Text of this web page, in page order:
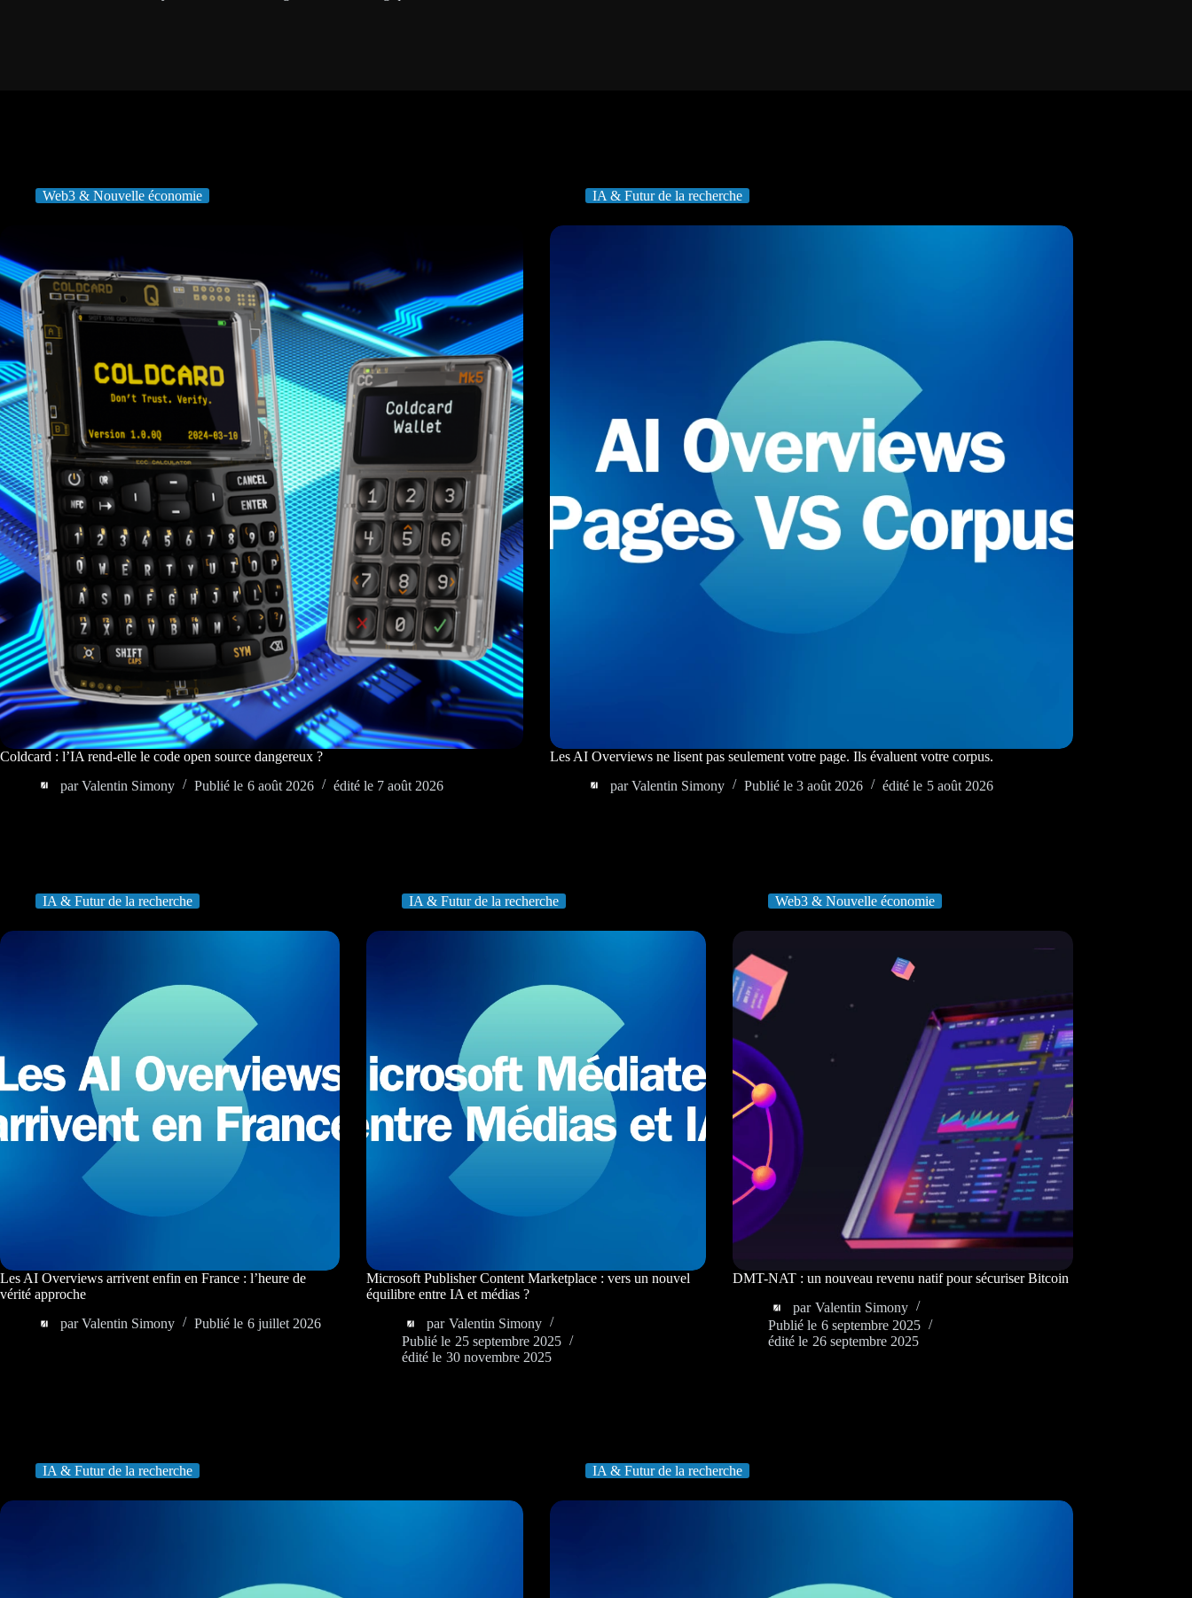
Web3 & Nouvelle économie
Coldcard : l’IA rend-elle le code open source dangereux ?
par Valentin Simony Publié le 6 août 2026 édité le 7 août 2026
IA & Futur de la recherche
Les AI Overviews ne lisent pas seulement votre page. Ils évaluent votre corpus.
par Valentin Simony Publié le 3 août 2026 édité le 5 août 2026
IA & Futur de la recherche
Les AI Overviews arrivent enfin en France : l’heure de
vérité approche
par Valentin Simony Publié le 6 juillet 2026
IA & Futur de la recherche
Microsoft Publisher Content Marketplace : vers un nouvel
équilibre entre IA et médias ?
par Valentin Simony
Publié le 25 septembre 2025
édité le 30 novembre 2025
Web3 & Nouvelle économie
DMT-NAT : un nouveau revenu natif pour sécuriser Bitcoin
par Valentin Simony
Publié le 6 septembre 2025
édité le 26 septembre 2025
IA & Futur de la recherche IA & Futur de la recherche